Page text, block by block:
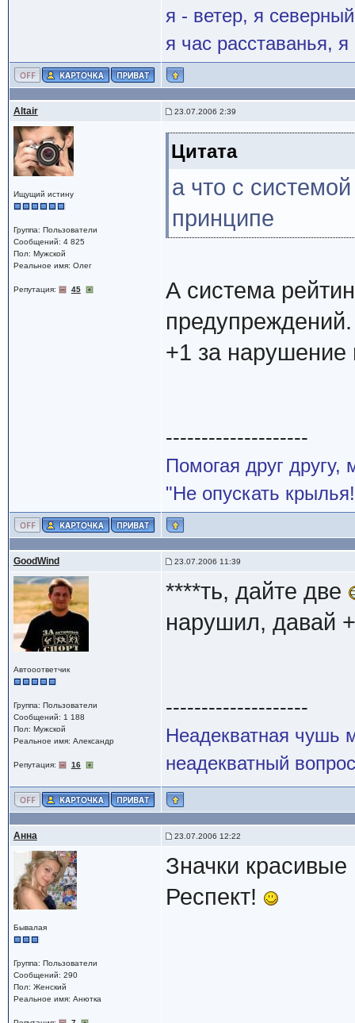
я - ветер, я
я час расставанья,
Altair 23.07.2006 2:39
Ищущий истину
Группа: Пользователи
Сообщений: 4 825
Пол: Мужской
Реальное имя: Олег
Репутация: 45
Цитата
а что с
принципе
А система
предупреждений.
+1 за
--------------------
Помогая друг
"Не опускать
GoodWind 23.07.2006 11:39
Автооответчик
Группа: Пользователи
Сообщений: 1 188
Пол: Мужской
Реальное имя: Александр
Репутация: 16
****ть, дайте две
нарушил, давай
--------------------
Неадекватная чушь
неадекватный
Анна 23.07.2006 12:22
Бывалая
Группа: Пользователи
Сообщений: 290
Пол: Женский
Реальное имя: Анютка
Значки
Респект!